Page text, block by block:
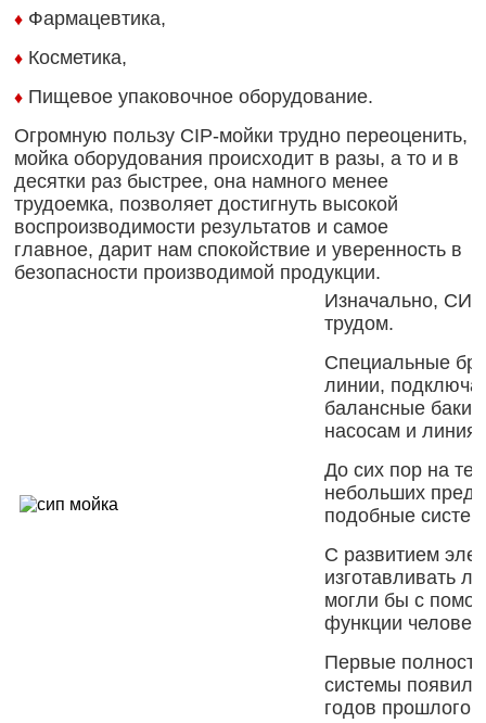
♦ Фармацевтика,
♦ Косметика,
♦ Пищевое упаковочное оборудование.
Огромную пользу CIP-мойки трудно переоценить,
мойка оборудования происходит в разы, а то и в
десятки раз быстрее, она намного менее
трудоемка, позволяет достигнуть высокой
воспроизводимости результатов и самое
главное, дарит нам спокойствие и уверенность в
безопасности производимой продукции.
Изначально,
трудом.
Специальные
линии,
балансные баки
насосам и
До сих пор на
небольших
подобные
С развитием
изготавливать
могли бы с
функции
Первые
системы
годов прошлого